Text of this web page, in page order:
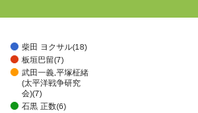
柴田 ヨクサル(18)
板垣巴留(7)
武田一義,平塚柾緒
(太平洋戦争研究
会)(7)
石黒 正数(6)